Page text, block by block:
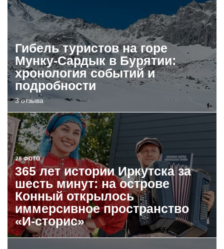
Гибель туристов на горе
Мунку-Сардык в Бурятии:
хронология событий и
подробности
3 отзыва
28 ФОТО
365 лет истории Иркутска за
шесть минут: на острове
Конный открылось
иммерсивное пространство
«И-сторис»